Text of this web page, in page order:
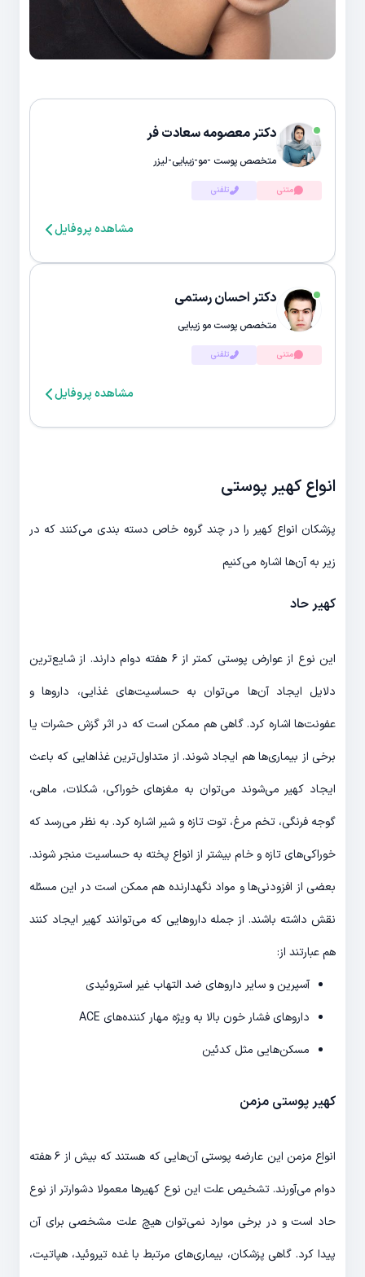
دکتر معصومه سعادت فر
متخصص پوست -مو-زیبایی-لیزر
متنی تلفنی
مشاهده پروفایل
دکتر احسان رستمی
متخصص پوست مو زیبایی
متنی تلفنی
مشاهده پروفایل
انواع کهیر پوستی
پزشکان انواع کهیر را در چند گروه خاص دسته بندی می‌کنند که در
زیر به آن‌ها اشاره می‌کنیم
کهیر حاد
این نوع از عوارض پوستی کمتر از ۶ هفته دوام دارند. از شایع‌ترین
دلایل ایجاد آن‌ها می‌توان به حساسیت‌های غذایی، داروها و
عفونت‌ها اشاره کرد. گاهی هم ممکن است که در اثر گزش حشرات یا
برخی از بیماری‌ها هم ایجاد شوند. از متداول‌ترین غذاهایی که باعث
ایجاد کهیر می‌شوند می‌توان به مغزهای خوراکی، شکلات، ماهی،
گوجه فرنگی، تخم مرغ، توت تازه و شیر اشاره کرد. به نظر می‌رسد که
خوراکی‌های تازه و خام بیشتر از انواع پخته به حساسیت منجر شوند.
بعضی از افزودنی‌ها و مواد نگهدارنده هم ممکن است در این مسئله
نقش داشته باشند. از جمله داروهایی که می‌توانند کهیر ایجاد کنند
هم عبارتند از:
آسپرین و سایر داروهای ضد التهاب غیر استروئیدی
داروهای فشار خون بالا به ویژه مهار کننده‌های ACE
مسکن‌هایی مثل کدئین
کهیر پوستی مزمن
انواع مزمن این عارضه پوستی آن‌هایی که هستند که بیش از ۶ هفته
دوام می‌آورند. تشخیص علت این نوع کهیر‌ها معمولا دشوارتر از نوع
حاد است و در برخی موارد نمی‌توان هیچ علت مشخصی برای آن
پیدا کرد. گاهی پزشکان، بیماری‌های مرتبط با غده تیروئید، هپاتیت،